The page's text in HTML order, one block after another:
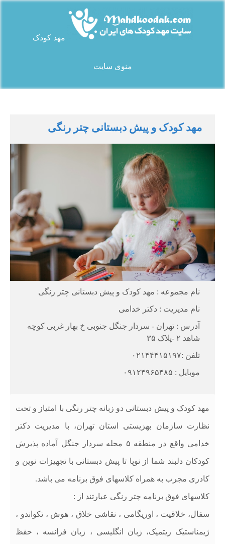
مهد کودک
منوی سایت
مهد کودک و پیش دبستانی چتر رنگی
نام مجموعه : مهد کودک و پیش دبستانی چتر رنگی
نام مدیریت : دکتر خدامی
آدرس : تهران - سردار جنگل جنوبی خ بهار غربی کوچه
شاهد ۲ -پلاک ۳۵
تلفن :۰۲۱۴۴۴۱۵۱۹۷
موبایل : ۰۹۱۲۴۹۶۵۴۸۵
مهد کودک و پیش دبستانی دو زبانه چتر رنگی با امتیاز و تحت
نظارت سازمان بهزیستی استان تهران، با مدیریت دکتر
خدامی واقع در منطقه ۵ محله سردار جنگل آماده پذیرش
کودکان دلبند شما از نوپا تا پیش دبستانی با تجهیزات نوین و
کادری مجرب به همراه کلاسهای فوق برنامه می باشد.
کلاسهای فوق برنامه چتر رنگی عبارتند از :
سفال، خلاقیت ، اوریگامی ، نقاشی خلاق ، هوش ، تکواندو ،
ژیمناستیک ریتمیک، زبان انگلیسی ، زبان فرانسه ، حفظ